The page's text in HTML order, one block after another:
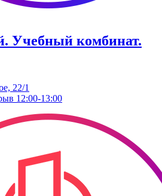
Учебный комбинат.
22/1
12:00-13:00